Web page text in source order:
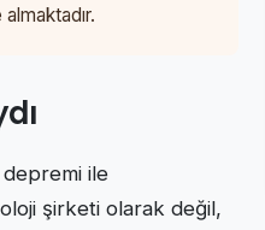
depremi ile
şirketi olarak değil,